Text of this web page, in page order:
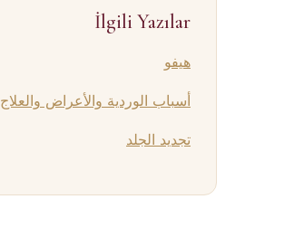
İlgili Yazılar
هيفو
أسباب الوردية والأعراض والعلاج
تجديد الجلد